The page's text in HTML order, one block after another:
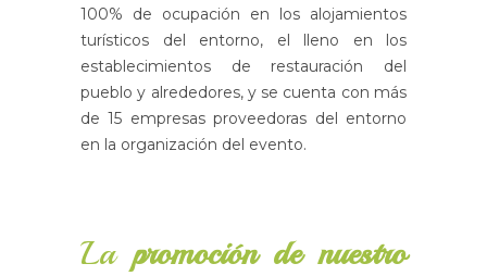
100% de ocupación en los alojamientos
turísticos del entorno, el lleno en los
establecimientos de restauración del
pueblo y alrededores, y se cuenta con más
de 15 empresas proveedoras del entorno
en la organización del evento.
Lapromoción de nuestro